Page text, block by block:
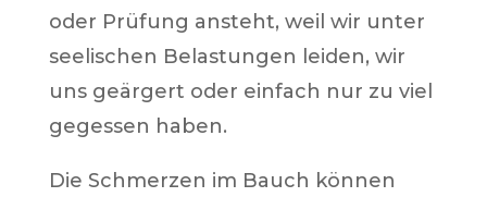
oder Prüfung ansteht, weil wir unter
seelischen Belastungen leiden, wir
uns geärgert oder einfach nur zu viel
gegessen haben.
Die Schmerzen im Bauch können